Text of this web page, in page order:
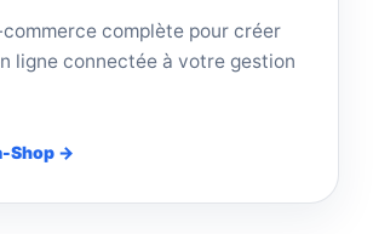
complète pour créer
ligne connectée à votre gestion
Shop →